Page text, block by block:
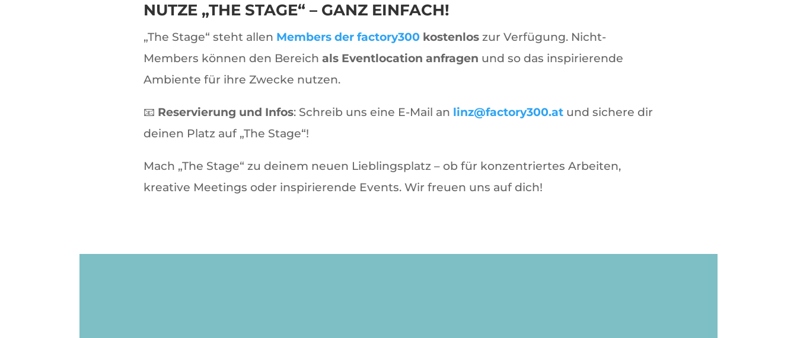
NUTZE „THE STAGE“ – GANZ EINFACH!
„The Stage“ steht allen Members der factory300kostenloszur Verfügung. Nicht-
Members können den Bereich als Eventlocation anfragen und so das inspirierende
Ambiente für ihre Zwecke nutzen.
📧 Reservierung und Infos: Schreib uns eine E-Mail an linz@factory300.atund sichere dir
deinen Platz auf „The Stage“!
Mach „The Stage“ zu deinem neuen Lieblingsplatz – ob für konzentriertes Arbeiten,
kreative Meetings oder inspirierende Events. Wir freuen uns auf dich!